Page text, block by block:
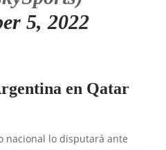
5, 2022
en Qatar
nacional lo disputará ante